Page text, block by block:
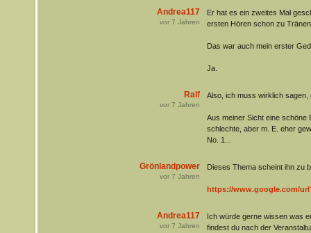
Andrea117
vor 7 Jahren
Er hat es ein zweites Mal
ersten Hören schon zu
Das war auch mein erster
Ja.
Ralf
vor 7 Jahren
Also, ich muss wirklich sagen,
Aus meiner Sicht eine schöne
schlechte, aber m. E. eher
No. 1...
Grönlandpower
vor 7 Jahren
Dieses Thema scheint ihn zu
https://www.google.com/
Andrea117
vor 7 Jahren
Ich würde gerne wissen was
findest du nach der